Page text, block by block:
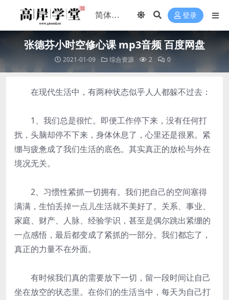
登录
张德芬小时空修心课 mp3音频 百度网盘
2021-01-09 综合资源 2 0
在现代生活中，有两种状态似乎人人都躲不过去：
1、我们总是很忙。即便工作停下来，没有任何打
扰，头脑却停不下来，身体休息了，心里还是很累。紧
绷与疲惫成了我们生活的底色。其实真正的放松与外在
境况无关。
2、习惯性紧抓一切拥有。我们把自己的空间塞得
满满，生怕丢掉一点儿生活就不美好了。关系、事业、
家庭、财产、人脉、经验学识，甚至是偶尔跳出紧绷的
一点感悟，最后都变成了紧抓的一部分。我们都忘了，
真正的力量不在外面。
有时候我们真的需要放下一切，留一段时间让自己
坐在放空的状态里。在你们的生活当中，每天为自己打